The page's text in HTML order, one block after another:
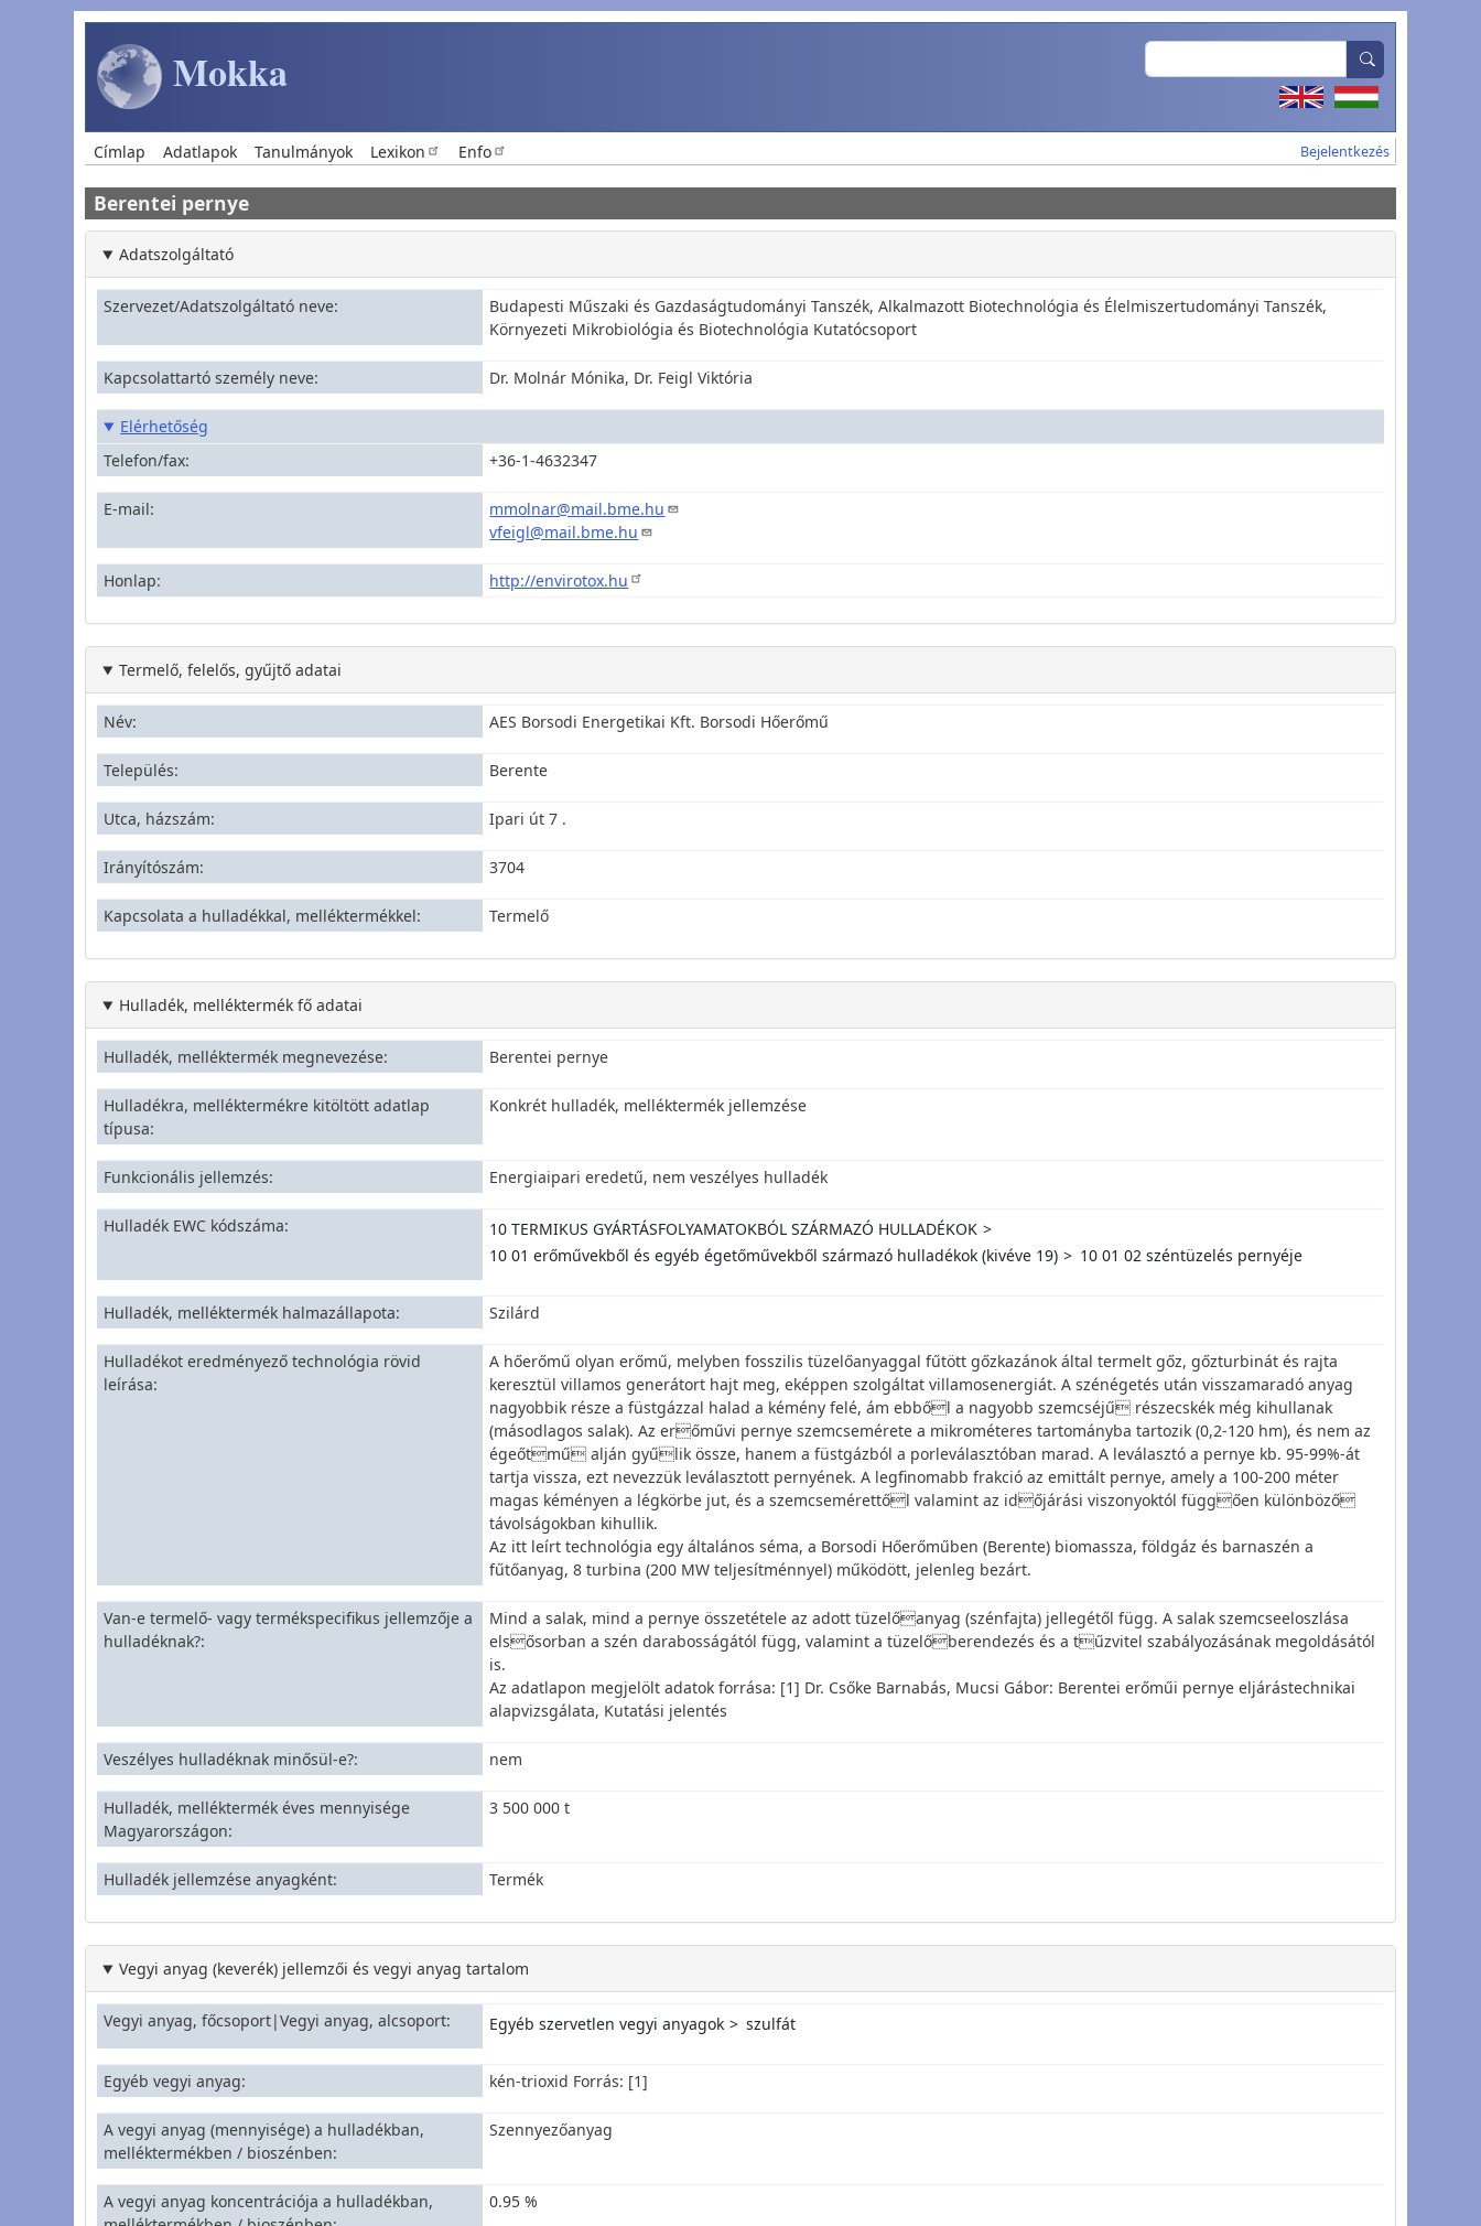
Ugrás a tartalomra
Mokka Search
Main navigation
Címlap Adatlapok Tanulmányok Lexikon Enfo User account
Bejelentkezés
Berentei pernye
Adatszolgáltató
Szervezet/Adatszolgáltató neve
Budapesti Műszaki és Gazdaságtudományi Tanszék, Alkalmazott Biotechnológia és Élelmiszertudományi Tanszék,
Környezeti Mikrobiológia és Biotechnológia Kutatócsoport
Kapcsolattartó személy neve Dr. Molnár Mónika, Dr. Feigl Viktória
Elérhetőség
Telefon/fax
+36-1-4632347
E-mail
mmolnar@mail.bme.hu
vfeigl@mail.bme.hu
Honlap http://envirotox.hu
Termelő, felelős, gyűjtő adatai
Név AES Borsodi Energetikai Kft. Borsodi Hőerőmű
Település Berente
Utca, házszám Ipari út 7 .
Irányítószám 3704
Kapcsolata a hulladékkal, melléktermékkel Termelő
Hulladék, melléktermék fő adatai
Hulladék, melléktermék megnevezése Berentei pernye
Hulladékra, melléktermékre kitöltött adatlap
típusa
Konkrét hulladék, melléktermék jellemzése
Funkcionális jellemzés Energiaipari eredetű, nem veszélyes hulladék
Hulladék EWC kódszáma
10 TERMIKUS GYÁRTÁSFOLYAMATOKBÓL SZÁRMAZÓ HULLADÉKOK
10 01 erőművekből és egyéb égetőművekből származó hulladékok (kivéve 19)
10 01 02 széntüzelés pernyéje
Hulladék, melléktermék halmazállapota Szilárd
Hulladékot eredményező technológia rövid
leírása
A hőerőmű olyan erőmű, melyben fosszilis tüzelőanyaggal fűtött gőzkazánok által termelt gőz, gőzturbinát és rajta
keresztül villamos generátort hajt meg, eképpen szolgáltat villamosenergiát. A szénégetés után visszamaradó anyag
nagyobbik része a füstgázzal halad a kémény felé, ám ebből a nagyobb szemcséjű részecskék még kihullanak
(másodlagos salak). Az erőművi pernye szemcsemérete a mikrométeres tartományba tartozik (0,2-120 hm), és nem az
égeőtmű alján gyűlik össze, hanem a füstgázból a porleválasztóban marad. A leválasztó a pernye kb. 95-99%-át
tartja vissza, ezt nevezzük leválasztott pernyének. A legfinomabb frakció az emittált pernye, amely a 100-200 méter
magas kéményen a légkörbe jut, és a szemcsemérettől valamint az időjárási viszonyoktól függően különböző
távolságokban kihullik.
Az itt leírt technológia egy általános séma, a Borsodi Hőerőműben (Berente) biomassza, földgáz és barnaszén a
fűtőanyag, 8 turbina (200 MW teljesítménnyel) működött, jelenleg bezárt.
Van-e termelő- vagy termékspecifikus jellemzője a
hulladéknak?
Mind a salak, mind a pernye összetétele az adott tüzelőanyag (szénfajta) jellegétől függ. A salak szemcseeloszlása
elsősorban a szén darabosságától függ, valamint a tüzelőberendezés és a tűzvitel szabályozásának megoldásától
is.
Az adatlapon megjelölt adatok forrása: [1] Dr. Csőke Barnabás, Mucsi Gábor: Berentei erőműi pernye eljárástechnikai
alapvizsgálata, Kutatási jelentés
Veszélyes hulladéknak minősül-e? nem
Hulladék, melléktermék éves mennyisége
Magyarországon
3 500 000 t
Hulladék jellemzése anyagként Termék
Vegyi anyag (keverék) jellemzői és vegyi anyag tartalom
Vegyi anyag, főcsoport|Vegyi anyag, alcsoport Egyéb szervetlen vegyi anyagok szulfát
Egyéb vegyi anyag kén-trioxid Forrás: [1]
A vegyi anyag (mennyisége) a hulladékban,
melléktermékben / bioszénben
Szennyezőanyag
A vegyi anyag koncentrációja a hulladékban,
0.95 %